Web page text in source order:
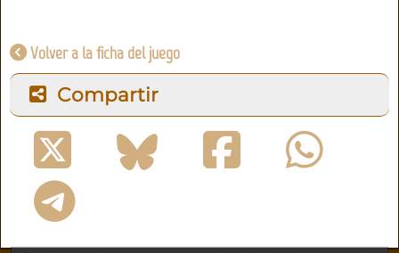
Volver a la ficha del juego
Compartir